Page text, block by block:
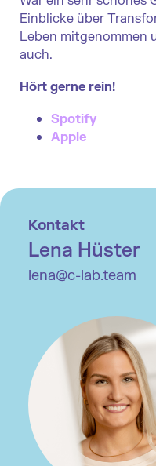
Einblicke über
Leben mitgenommen
auch.
Hört gerne rein!
Spotify
Apple
Kontakt
Lena Hüster
lena@c-lab.team